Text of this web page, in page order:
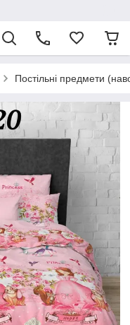
Постільні предмети